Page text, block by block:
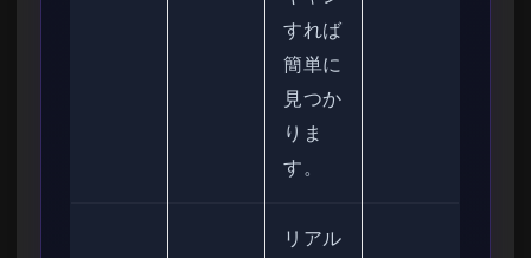
すれば
簡単に
見つか
りま
す。
リアル